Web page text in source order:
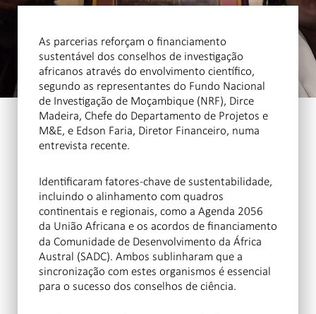
As parcerias reforçam o financiamento
sustentável dos conselhos de investigação
africanos através do envolvimento científico,
segundo as representantes do Fundo Nacional
de Investigação de Moçambique (NRF), Dirce
Madeira, Chefe do Departamento de Projetos e
M&E, e Edson Faria, Diretor Financeiro, numa
entrevista recente.
Identificaram fatores-chave de sustentabilidade,
incluindo o alinhamento com quadros
continentais e regionais, como a Agenda 2056
da União Africana e os acordos de financiamento
da Comunidade de Desenvolvimento da África
Austral (SADC). Ambos sublinharam que a
sincronização com estes organismos é essencial
para o sucesso dos conselhos de ciência.